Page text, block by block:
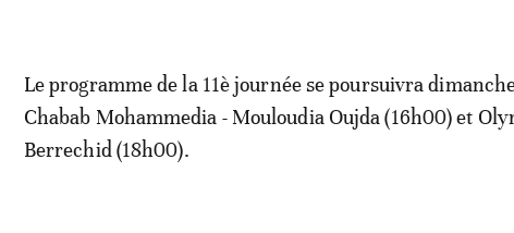
Le programme de la 11è journée se poursuivra
Chabab Mohammedia - Mouloudia Oujda (16h00) et
Berrechid (18h00).